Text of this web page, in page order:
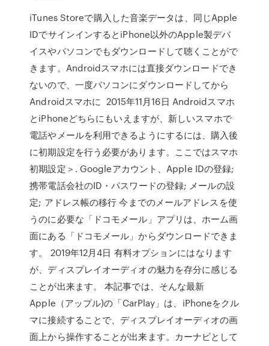
iTunes Storeで購入した音楽データは、同じApple
IDでサインインするとiPhone以外のApple製デバ
イスやパソコンでもダウンロードして聴くことがで
きます。Androidスマホには直接ダウンロードでき
ないので、一度パソコンにダウンロードしてから
Androidスマホに 2015年11月16日 Androidスマホ
とiPhoneどちらにもいえますが、新しいスマホで
電話やメールを利用できるようにするには、購入後
に初期設定を行う必要があります。ここではスマホ
初期設定＞. Googleアカウント、Apple IDの登録;
携帯電話会社のID・パスワードの登録; メールの設
定; アドレス帳の移行 今までのメールアドレスを使
うのに必要な「ドコモメール」アプリは、ホーム画
面にある「ドコモメール」からダウンロードできま
す。 2019年12月4日 有料オプションにはなります
が、ディスプレイオーディオの魅力を存分に感じる
ことが出来ます。 本記事では、そんな最新
Apple（アップル)の「CarPlay」は、iPhoneをクル
マに接続することで、ディスプレイオーディオの画
面上から操作することが出来ます。カーナビとして